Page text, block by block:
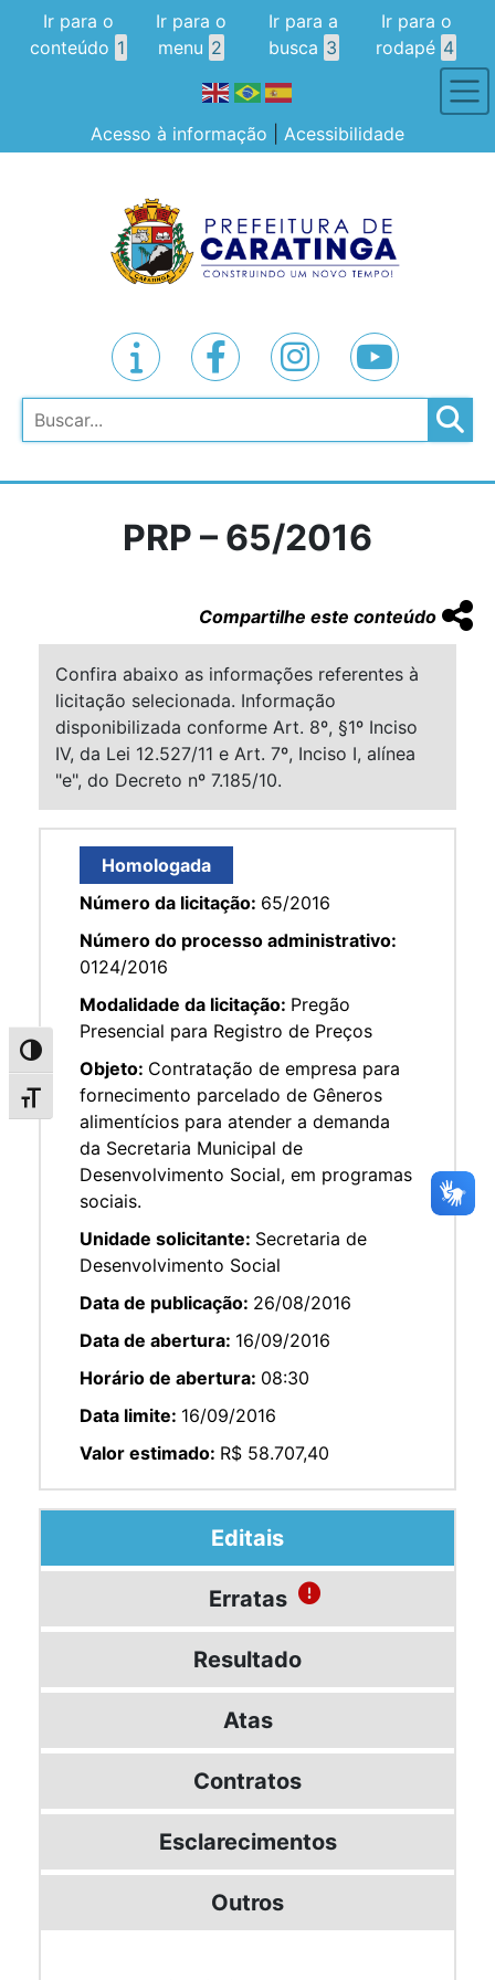
Alternar alto contraste
Alternar tamanho da fonte
Ir para o
conteúdo 1
Ir para o
menu 2
Ir para a
busca 3
Ir para o
rodapé 4
Acesso à informação Acessibilidade
Pesquisar
PRP – 65/2016
Compartilhe este conteúdo
Confira abaixo as informações referentes à
licitação selecionada. Informação
disponibilizada conforme Art. 8º, §1º Inciso
IV, da Lei 12.527/11 e Art. 7º, Inciso I, alínea
"e", do Decreto nº 7.185/10.
Homologada
Número da licitação: 65/2016
Número do processo administrativo:
0124/2016
Modalidade da licitação: Pregão
Presencial para Registro de Preços
Objeto: Contratação de empresa para
fornecimento parcelado de Gêneros
alimentícios para atender a demanda
da Secretaria Municipal de
Desenvolvimento Social, em programas
sociais.
Unidade solicitante: Secretaria de
Desenvolvimento Social
Data de publicação: 26/08/2016
Data de abertura: 16/09/2016
Horário de abertura: 08:30
Data limite: 16/09/2016
Valor estimado: R$ 58.707,40
Editais
Erratas
Resultado
Atas
Contratos
Esclarecimentos
Outros